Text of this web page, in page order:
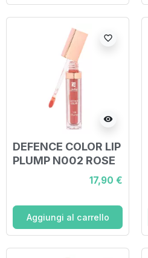
visibility
favorite_border
DEFENCE COLOR LIP
PLUMP N002 ROSE
17,90 €
Aggiungi al carrello